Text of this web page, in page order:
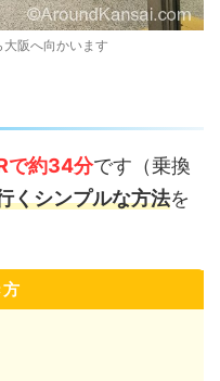
阪へ向かいます
で約34分です（乗換
くシンプルな方法を